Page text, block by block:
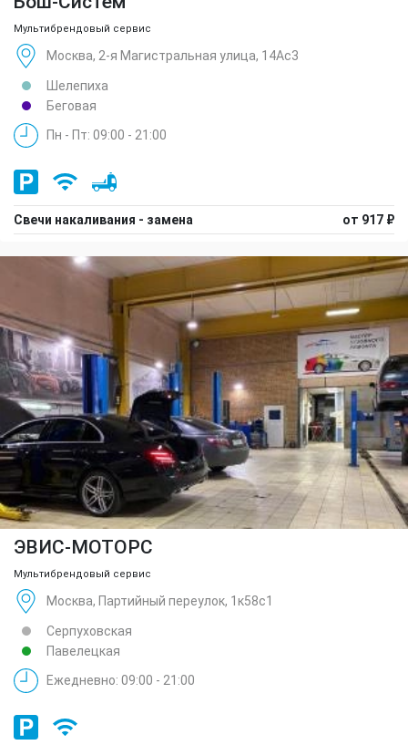
Мультибрендовый сервис
Москва, 2-я Магистральная улица, 14Ас3
Шелепиха
Беговая
Пн - Пт: 09:00 - 21:00
Свечи накаливания - замена от 917 ₽
ЭВИС-МОТОРС
Мультибрендовый сервис
Москва, Партийный переулок, 1к58с1
Серпуховская
Павелецкая
Ежедневно: 09:00 - 21:00